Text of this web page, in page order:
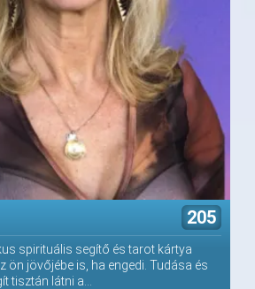
205
spirituális segítő és tarot kártya
ön jövőjébe is, ha engedi. Tudása és
tisztán látni a...